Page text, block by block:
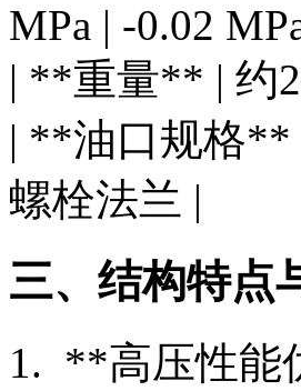
MPa | -0.02
| **重量** | 约
| **油口规格**
螺栓法兰 |
三、结构特点
1. **高压性能